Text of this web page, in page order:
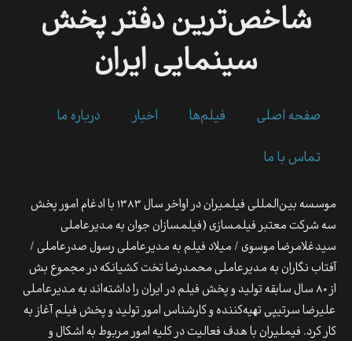
شاخص‌تریندفترپخش
سینمایی ایران
صفحه اصلی فیلم‌ها اخبار درباره ما
تماس با ما
موسسه بین‌المللی فیلمیران در اواخر سال ۱۳۸۳ با ادغام امور پخش
سه شرکت معتبر فیلمسازی (فیلمسازان جوان به مدیرعاملی
سیدغلامرضا موسوی / میلاد فیلم به مدیرعاملی رسول صدرعاملی /
آفتاب نگاران به مدیرعاملی محمدرضا تخت کشیانکه در مجموع بش
از ۸۰ سال سابقه تولید و پخش فیلم در ایران را داشته‌اند به مدیرعاملی
علیرضا سرتیپی تهیه‌کننده و کارشناس امور تولید و پخش فیلم آغاز به
کار کرد.‍ فیملیران با هدف فعالیت در کلیه امور مربوط به اشکال و